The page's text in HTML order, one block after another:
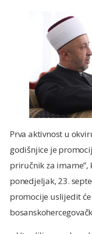
Prva aktivnost u
godišnjice je
priručnik za imame”,
ponedjeljak, 23.
promocije uslijedit